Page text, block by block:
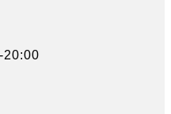
20:00